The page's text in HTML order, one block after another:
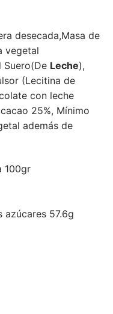
desecada,Masa de
vegetal
Suero(De Leche),
(Lecitina de
con leche
25%, Mínimo
además de
100gr
57.6g